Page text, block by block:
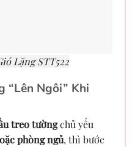
Lặng STT522
“Lên Ngôi” Khi
treo tườngchủ yếu
phòng ngủ, thì bước